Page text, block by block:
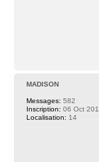
MADISON
Messages: 582
Inscription: 06 Oct
Localisation: 14